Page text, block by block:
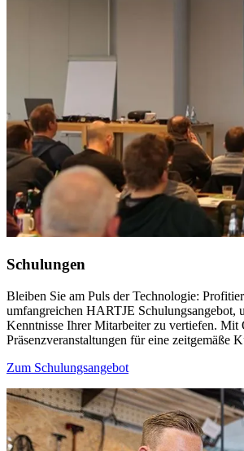
Schulungen
Bleiben Sie am Puls der Technologie:
umfangreichen HARTJE Schulungsangebot,
Kenntnisse Ihrer Mitarbeiter zu vertiefen. Mit
Präsenzveranstaltungen für eine zeitgemäße
Zum Schulungsangebot